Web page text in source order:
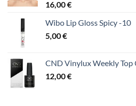
16,00€
Wibo Lip Gloss Spicy -10
5,00€
CND Vinylux Weekly Top
12,00€